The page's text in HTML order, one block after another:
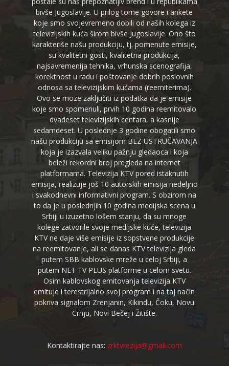
bivše Jugoslavije. U prilog tome govore i ankete
koje smo svojevremeno dobili od naših kolega iz
televizijskih kuća širom bivše Jugoslavije. Ono što
karakteriše našu produkciju, tj. pomenute emisije,
su kvalitetni gosti, kvalitetna produkcija,
najsavremenija tehnika, vrhunska scenografija,
korektnost u radu i poštovanje dobrih poslovnih
odnosa sa televizijskim kućama (reemiterima).
Ovo se moze zaključiti iz podatka da je emisije
koje smo spomenuli, prvih 10 godina reemitovalo
dvadeset televizijskih centara, a kasnije
sedamdeset. U poslednje 3 godine obogatili smo
našu produkciju sa emisijom BEZ USTRUČAVANJA
koja je izazvala veliku pažnju gledaoca i koja
beleži rekordni broj pregleda na internet
platformama. Televizija KTV pored istaknutih
emisija, realizuje još 10 autorskih emisija nedeljno
i svakodnevni informativni program. S obzirom na
to da je u poslednjih 10 godina medijska scena u
Srbiji u izuzetno lošem stanju, da su mnoge
kolege zatvorile svoje medijske kuće, televizija
KTV ne daje više emisije iz sopstvene produkcije
na reemitovanje, ali se danas KTV televizija gleda
putem SBB kablovske mreže u celoj Srbiji, a
putem NET TV PLUS platforme u celom svetu.
Osim kablovskog emitovanja televizija KTV
emituje i terestrijalno svoj program i na taj način
pokriva signalom Zrenjanin, Kikindu, Čoku, Novu
Crnju, Novi Bečej i Žitište.
Kontaktirajte nas: zrktvrezija@gmail.com